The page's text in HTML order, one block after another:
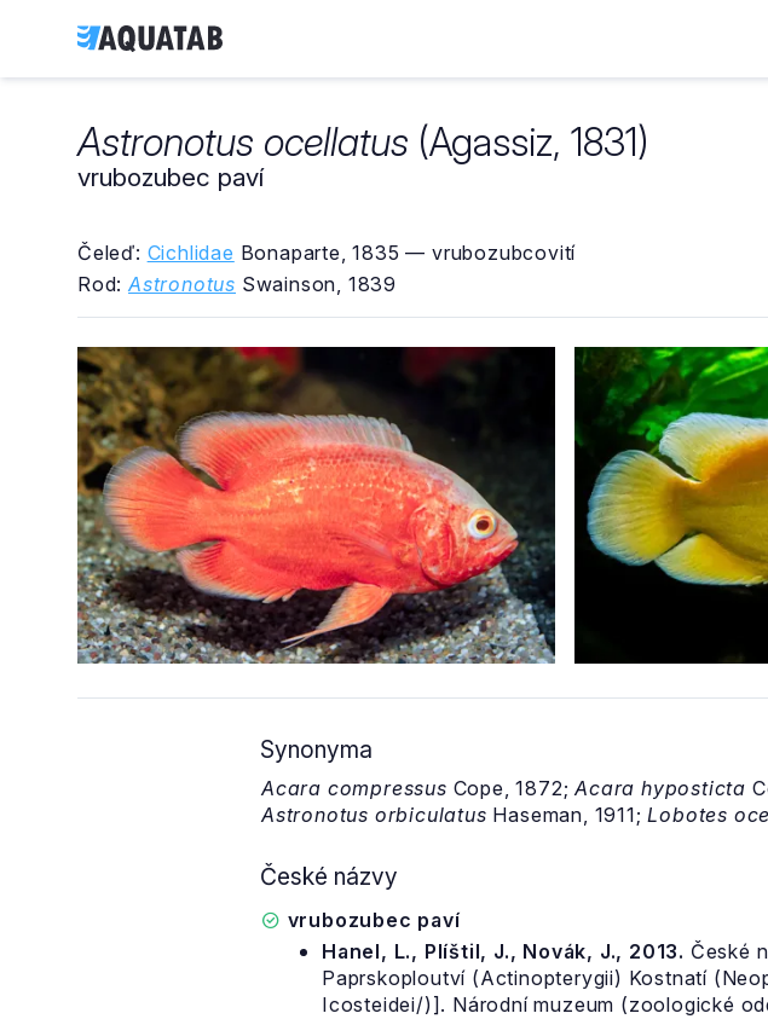
Astronotus ocellatus (Agassiz, 1831)
vrubozubec paví
Čeleď: Cichlidae Bonaparte, 1835 — vrubozubcovití
Rod: Astronotus Swainson, 1839
Astronotus ocellatusAlbín
vrubozubec paví
Astronotus
vrubozubec paví
Synonyma
Acara compressus Cope, 1872;Acara hyposticta
Astronotus orbiculatus Haseman, 1911;Lobotes
České názvy
vrubozubec paví
Hanel, L., Plíštil, J., Novák, J., 2013. České
Paprskoploutví (Actinopterygii) Kostnatí
Icosteidei/)]. Národní muzeum (zoologické